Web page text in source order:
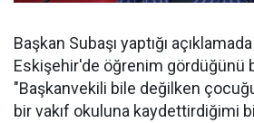
Başkan Subaşı yaptığı
Eskişehir'de öğrenim gördüğünü
"Başkanvekili bile değilken
bir vakıf okuluna kaydettirdiğimi